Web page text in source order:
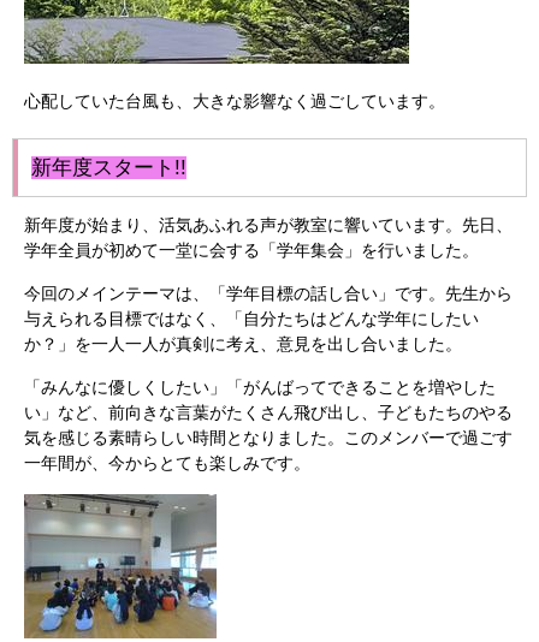
心配していた台風も、大きな影響なく過ごしています。
新年度スタート!!
新年度が始まり、活気あふれる声が教室に響いています。先日、
学年全員が初めて一堂に会する「学年集会」を行いました。
今回のメインテーマは、「学年目標の話し合い」です。先生から
与えられる目標ではなく、「自分たちはどんな学年にしたい
か？」を一人一人が真剣に考え、意見を出し合いました。
「みんなに優しくしたい」「がんばってできることを増やした
い」など、前向きな言葉がたくさん飛び出し、子どもたちのやる
気を感じる素晴らしい時間となりました。このメンバーで過ごす
一年間が、今からとても楽しみです。